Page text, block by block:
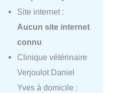
Site internet :
Aucun site internet
connu
Clinique vétérinaire
Verjoulot Daniel
Yves à domicile :